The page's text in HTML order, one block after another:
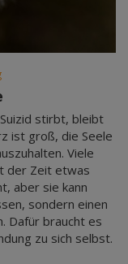
stirbt, bleibt
ist groß, die Seele
Viele
der Zeit etwas
aber sie kann
sondern einen
Dafür braucht es
zu sich selbst.